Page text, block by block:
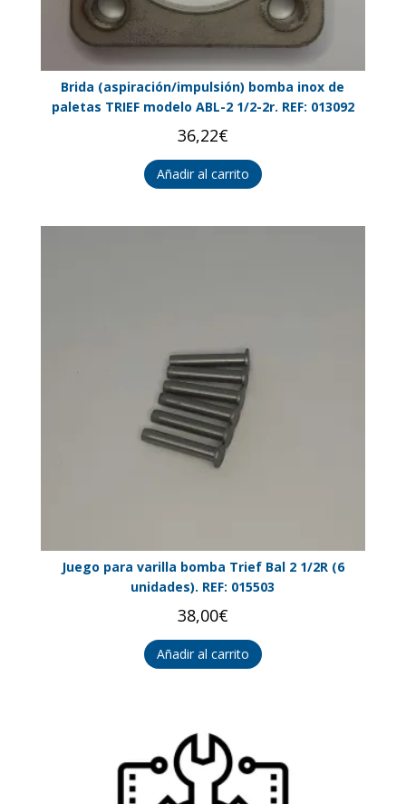
Brida (aspiración/impulsión) bomba inox de
paletas TRIEF modelo ABL-2 1/2-2r. REF: 013092
36,22€
Añadir al carrito
Juego para varilla bomba Trief Bal 2 1/2R (6
unidades). REF: 015503
38,00€
Añadir al carrito